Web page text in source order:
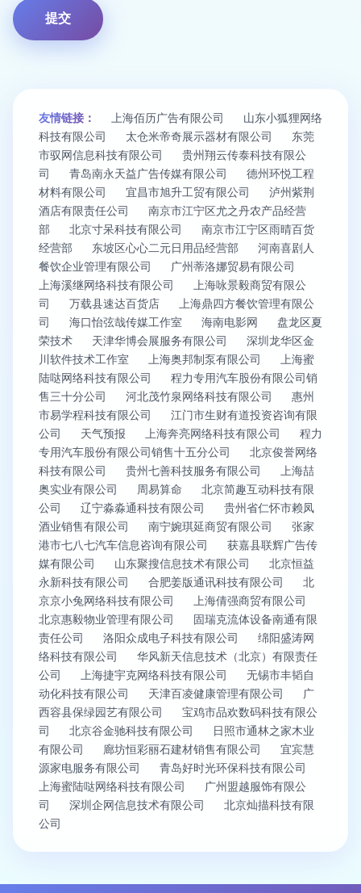
友情链接： 上海佰历广告有限公司
山东小狐狸网络
科技有限公司
太仓米帝奇展示器材有限公司
东莞
市驭网信息科技有限公司
贵州翔云传泰科技有限公
司
青岛南永天益广告传媒有限公司
德州环悦工程
材料有限公司
宜昌市旭升工贸有限公司
泸州紫荆
酒店有限责任公司
南京市江宁区尤之丹农产品经营
部
北京寸呆科技有限公司
南京市江宁区雨晴百货
经营部
东坡区心心二元日用品经营部
河南喜剧人
餐饮企业管理有限公司
广州蒂洛娜贸易有限公司
上海溪继网络科技有限公司
上海咏景毅商贸有限公
司
万载县速达百货店
上海鼎四方餐饮管理有限公
司
海口怡弦哉传媒工作室 海南电影网
盘龙区夏
荣技术
天津华博会展服务有限公司
深圳龙华区金
川软件技术工作室
上海奥邦制泵有限公司
上海蜜
陆哒网络科技有限公司
程力专用汽车股份有限公司销
售三十分公司
河北茂竹泉网络科技有限公司
惠州
市易学程科技有限公司
江门市生财有道投资咨询有限
公司
天气预报 上海奔亮网络科技有限公司
程力
专用汽车股份有限公司销售十五分公司
北京俊誉网络
科技有限公司
贵州七善科技服务有限公司
上海喆
奥实业有限公司
周易算命
北京简趣互动科技有限
公司
辽宁淼淼通科技有限公司
贵州省仁怀市赖凤
酒业销售有限公司
南宁婉琪延商贸有限公司
张家
港市七八七汽车信息咨询有限公司
获嘉县联辉广告传
媒有限公司
山东聚搜信息技术有限公司
北京恒益
永新科技有限公司
合肥姜版通讯科技有限公司
北
京京小兔网络科技有限公司
上海倩强商贸有限公司
北京惠毅物业管理有限公司
固瑞克流体设备南通有限
责任公司
洛阳众成电子科技有限公司
绵阳盛涛网
络科技有限公司
华风新天信息技术（北京）有限责任
公司
上海捷宇克网络科技有限公司
无锡市丰韬自
动化科技有限公司
天津百凌健康管理有限公司
广
西容县保绿园艺有限公司
宝鸡市品欢数码科技有限公
司
北京谷金驰科技有限公司
日照市通林之家木业
有限公司
廊坊恒彩丽石建材销售有限公司
宜宾慧
源家电服务有限公司
青岛好时光环保科技有限公司
上海蜜陆哒网络科技有限公司
广州盟越服饰有限公
司
深圳企网信息技术有限公司
北京灿描科技有限
公司